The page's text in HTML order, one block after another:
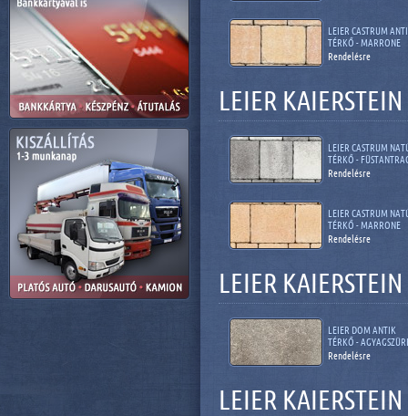
LEIER CASTRUM
TÉRKŐ - MARRONE
Rendelésre
LEIER
LEIER CASTRUM
TÉRKŐ -
Rendelésre
LEIER CASTRUM
TÉRKŐ - MARRONE
Rendelésre
LEIER
LEIER DOM ANTIK
TÉRKŐ -
Rendelésre
LEIER